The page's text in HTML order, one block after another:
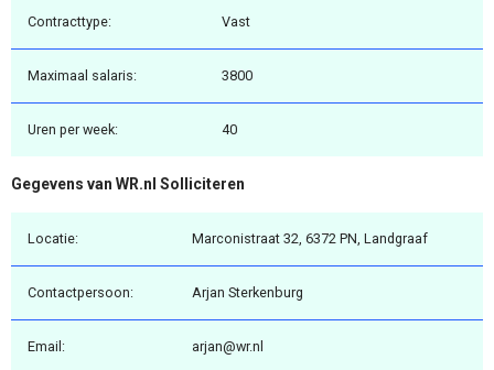
Contracttype: Vast
Maximaal salaris: 3800
Uren per week: 40
Gegevens van WR.nl Solliciteren
Locatie: Marconistraat 32, 6372 PN, Landgraaf
Contactpersoon: Arjan Sterkenburg
Email: arjan@wr.nl